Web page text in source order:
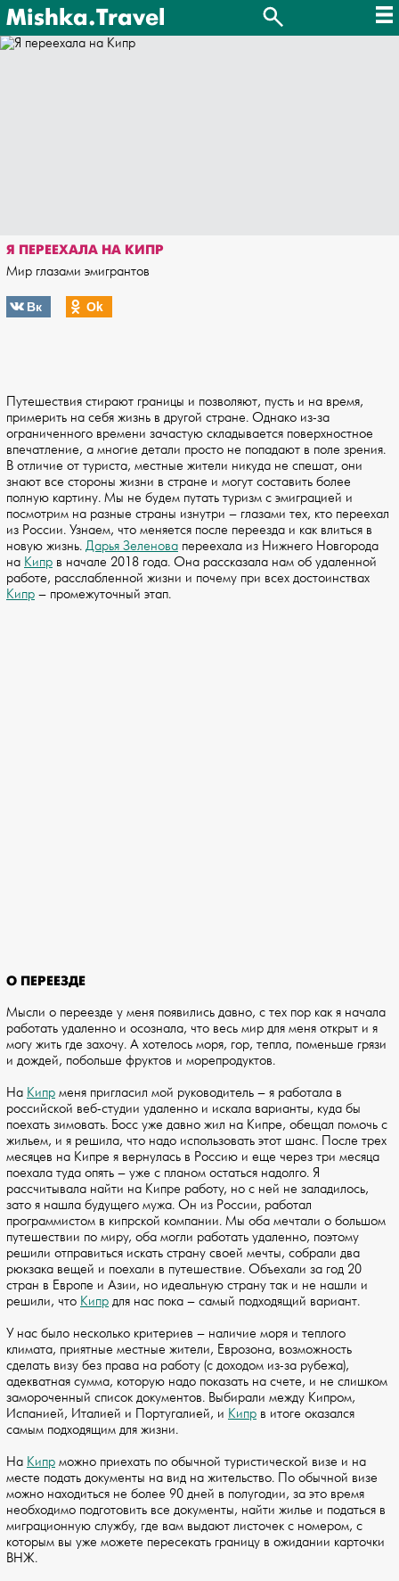
Mishka.Travel
Я ПЕРЕЕХАЛА НА КИПР
Мир глазами эмигрантов
Вк Оk
Путешествия стирают границы и позволяют, пусть и на время,
примерить на себя жизнь в другой стране. Однако из-за
ограниченного времени зачастую складывается поверхностное
впечатление, а многие детали просто не попадают в поле зрения.
В отличие от туриста, местные жители никуда не спешат, они
знают все стороны жизни в стране и могут составить более
полную картину. Мы не будем путать туризм с эмиграцией и
посмотрим на разные страны изнутри – глазами тех, кто переехал
из России. Узнаем, что меняется после переезда и как влиться в
новую жизнь. Дарья Зеленова переехала из Нижнего Новгорода
на Кипр в начале 2018 года. Она рассказала нам об удаленной
работе, расслабленной жизни и почему при всех достоинствах
Кипр – промежуточный этап.
О ПЕРЕЕЗДЕ
Мысли о переезде у меня появились давно, с тех пор как я начала
работать удаленно и осознала, что весь мир для меня открыт и я
могу жить где захочу. А хотелось моря, гор, тепла, поменьше грязи
и дождей, побольше фруктов и морепродуктов.
На Кипр меня пригласил мой руководитель – я работала в
российской веб-студии удаленно и искала варианты, куда бы
поехать зимовать. Босс уже давно жил на Кипре, обещал помочь с
жильем, и я решила, что надо использовать этот шанс. После трех
месяцев на Кипре я вернулась в Россию и еще через три месяца
поехала туда опять – уже с планом остаться надолго. Я
рассчитывала найти на Кипре работу, но с ней не заладилось,
зато я нашла будущего мужа. Он из России, работал
программистом в кипрской компании. Мы оба мечтали о большом
путешествии по миру, оба могли работать удаленно, поэтому
решили отправиться искать страну своей мечты, собрали два
рюкзака вещей и поехали в путешествие. Объехали за год 20
стран в Европе и Азии, но идеальную страну так и не нашли и
решили, что Кипр для нас пока – самый подходящий вариант.
У нас было несколько критериев – наличие моря и теплого
климата, приятные местные жители, Еврозона, возможность
сделать визу без права на работу (с доходом из-за рубежа),
адекватная сумма, которую надо показать на счете, и не слишком
замороченный список документов. Выбирали между Кипром,
Испанией, Италией и Португалией, и Кипр в итоге оказался
самым подходящим для жизни.
На Кипр можно приехать по обычной туристической визе и на
месте подать документы на вид на жительство. По обычной визе
можно находиться не более 90 дней в полугодии, за это время
необходимо подготовить все документы, найти жилье и податься в
миграционную службу, где вам выдают листочек с номером, с
которым вы уже можете пересекать границу в ожидании карточки
ВНЖ.